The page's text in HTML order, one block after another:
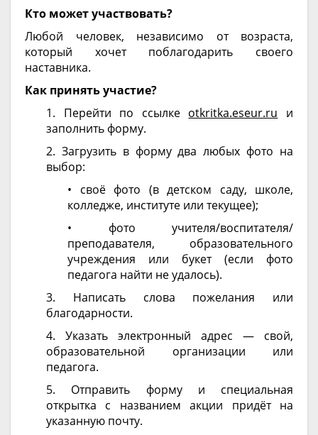
Кто может участвовать?
Любой человек, независимо от возраста,
который хочет поблагодарить своего
наставника.
Как принять участие?
1. Перейти по ссылке otkritka.eseur.ru и
заполнить форму.
2. Загрузить в форму два любых фото на
выбор:
• своё фото (в детском саду, школе,
колледже, институте или текущее);
• фото учителя/воспитателя/
преподавателя, образовательного
учреждения или букет (если фото
педагога найти не удалось).
3. Написать слова пожелания или
благодарности.
4. Указать электронный адрес — свой,
образовательной организации или
педагога.
5. Отправить форму и специальная
открытка с названием акции придёт на
указанную почту.